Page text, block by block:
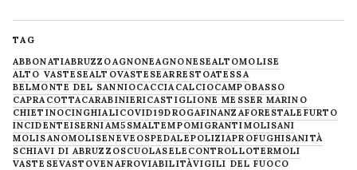
TAG
ABBONATIABRUZZOAGNONEAGNONESEALTOMOLISE
ALTO VASTESEALTOVASTESEARRESTOATESSA
BELMONTE DEL SANNIOCACCIA CALCIOCAMPOBASSO
CAPRACOTTACARABINIERICASTIGLIONE MESSER MARINO
CHIETINOCINGHIALICOVID19DROGAFINANZAFORESTALE FURTO
INCIDENTEISERNIAM5SMALTEMPOMIGRANTIMOLISANI
MOLISANOMOLISENEVE OSPEDALEPOLIZIAPROFUGHISANITÀ
SCHIAVI DI ABRUZZOSCUOLASELECONTROLLOTERMOLI
VASTESEVASTOVENAFROVIABILITÀVIGILI DEL FUOCO